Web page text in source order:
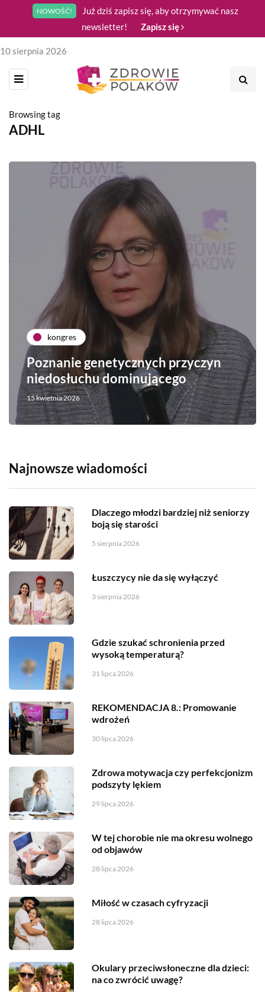
NOWOŚĆ!
Już dziś zapisz się, aby otrzymywać nasz
newsletter!
Zapisz się
10 sierpnia 2026
Browsing tag
ADHL
kongres
Poznanie genetycznych przyczyn
niedosłuchu dominującego
15 kwietnia 2026
Najnowsze wiadomości
Dlaczego młodzi bardziej niż seniorzy
boją się starości
5 sierpnia 2026
Łuszczycy nie da się wyłączyć
3 sierpnia 2026
Gdzie szukać schronienia przed
wysoką temperaturą?
31 lipca 2026
REKOMENDACJA 8.: Promowanie
wdrożeń
30 lipca 2026
Zdrowa motywacja czy perfekcjonizm
podszyty lękiem
29 lipca 2026
W tej chorobie nie ma okresu wolnego
od objawów
28 lipca 2026
Miłość w czasach cyfryzacji
28 lipca 2026
Okulary przeciwsłoneczne dla dzieci:
na co zwrócić uwagę?